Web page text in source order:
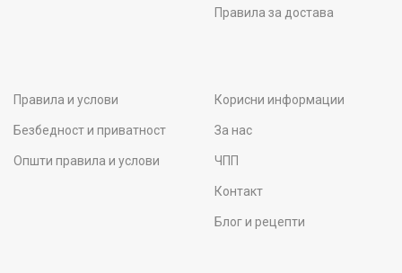
Правила за достава
Правила и услови
Безбедност и приватност
Општи правила и услови
Корисни информации
За нас
ЧПП
Контакт
Блог и рецепти